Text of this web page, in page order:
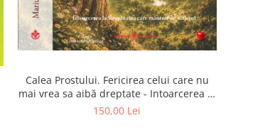
Calea Prostului. Fericirea celui care nu
mai vrea sa aibă dreptate - Intoarcerea la
Simplitatea care mantuieste sufletul
150,00 Lei